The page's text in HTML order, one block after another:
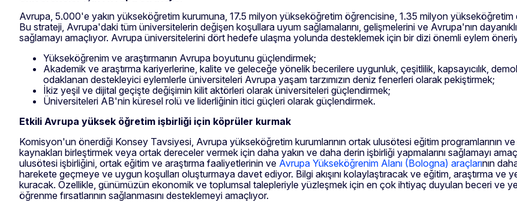
Avrupa, 5.000'e yakın yükseköğretim kurumuna, 17.5 milyon yükseköğretim öğrencisine, 1.35 milyon yükseköğretim
Bu strateji, Avrupa'daki tüm üniversitelerin değişen koşullara uyum sağlamalarını, gelişmelerini ve Avrupa'nın
sağlamayı amaçlıyor. Avrupa üniversitelerini dört hedefe ulaşma yolunda desteklemek için bir dizi önemli eylem
Yükseköğrenim ve araştırmanın Avrupa boyutunu güçlendirmek;
Akademik ve araştırma kariyerlerine, kalite ve geleceğe yönelik becerilere uygunluk, çeşitlilik, kapsayıcılık,
odaklanan destekleyici eylemlerle üniversiteleri Avrupa yaşam tarzımızın deniz fenerleri olarak pekiştirmek;
İkiz yeşil ve dijital geçişte değişimin kilit aktörleri olarak üniversiteleri güçlendirmek;
Üniversiteleri AB'nin küresel rolü ve liderliğinin itici güçleri olarak güçlendirmek.
Etkili Avrupa yüksek öğretim işbirliği için köprüler kurmak
Komisyon'un önerdiği Konsey Tavsiyesi, Avrupa yükseköğretim kurumlarının ortak ulusötesi eğitim programlarının
kaynakları birleştirmek veya ortak dereceler vermek için daha yakın ve daha derin işbirliği yapmalarını sağlamayı
ulusötesi işbirliğini, ortak eğitim ve araştırma faaliyetlerinin ve Avrupa Yükseköğrenim Alanı (Bologna) araçlarının
harekete geçmeye ve uygun koşulları oluşturmaya davet ediyor. Bilgi akışını kolaylaştıracak ve eğitim, araştırma
kuracak. Özellikle, günümüzün ekonomik ve toplumsal talepleriyle yüzleşmek için en çok ihtiyaç duyulan beceri ve
öğrenme fırsatlarının sağlanmasını desteklemeyi amaçlıyor.